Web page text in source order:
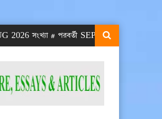
সংখ্যা # পরবর্তী SEPT-OCT 2026 সংখ্যা